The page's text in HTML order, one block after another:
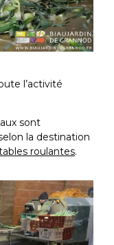
l’activité
sont
la destination
roulantes.